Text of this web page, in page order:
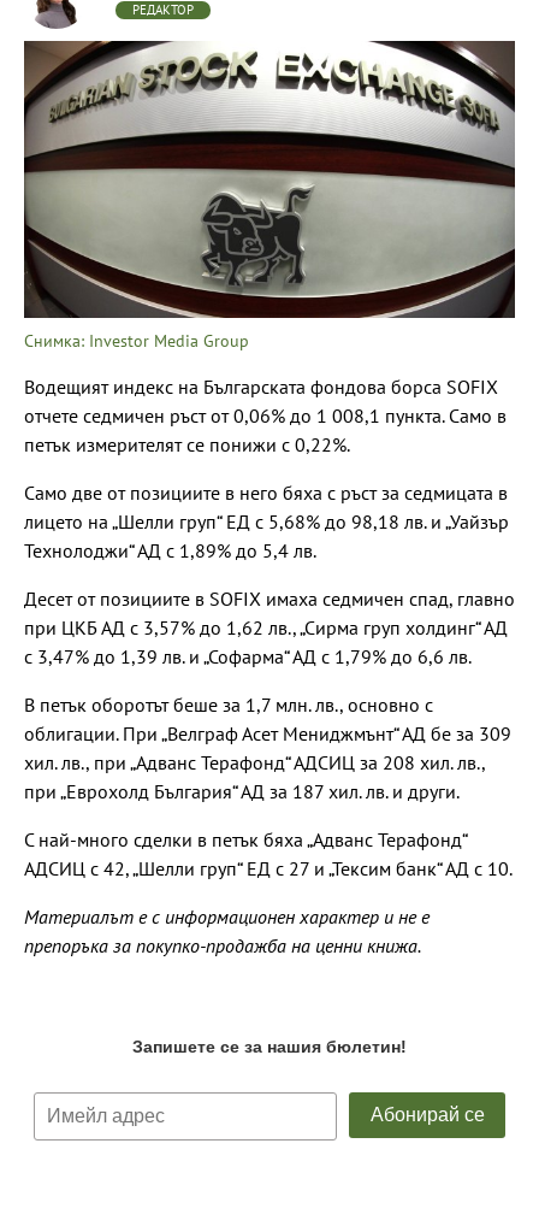
РЕДАКТОР
Снимка: Investor Media Group
Водещият индекс на Българската фондова борса SOFIX
отчете седмичен ръст от 0,06% до 1 008,1 пункта. Само в
петък измерителят се понижи с 0,22%.
Само две от позициите в него бяха с ръст за седмицата в
лицето на „Шелли груп“ ЕД с 5,68% до 98,18 лв. и „Уайзър
Технолоджи“ АД с 1,89% до 5,4 лв.
Десет от позициите в SOFIX имаха седмичен спад, главно
при ЦКБ АД с 3,57% до 1,62 лв., „Сирма груп холдинг“ АД
с 3,47% до 1,39 лв. и „Софарма“ АД с 1,79% до 6,6 лв.
В петък оборотът беше за 1,7 млн. лв., основно с
облигации. При „Велграф Асет Мениджмънт“ АД бе за 309
хил. лв., при „Адванс Терафонд“ АДСИЦ за 208 хил. лв.,
при „Еврохолд България“ АД за 187 хил. лв. и други.
С най-много сделки в петък бяха „Адванс Терафонд“
АДСИЦ с 42, „Шелли груп“ ЕД с 27 и „Тексим банк“ АД с 10.
Материалът е с информационен характер и не е
препоръка за покупко-продажба на ценни книжа.